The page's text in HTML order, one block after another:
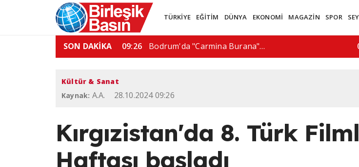
TÜRKİYE EĞİTİM DÜNYA EKONOMİ MAGAZİN SPOR
SON DAKİKA 06:01 De la Espriella'dan "yasa dışı…
Kültür & Sanat
Kaynak: A.A. 28.10.2024 09:26
Kırgızistan'da 8. Türk
Haftası başladı